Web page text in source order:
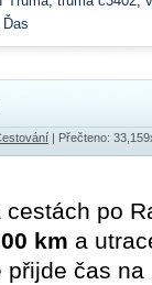
Ďas
| Přečteno:
po
km a
čas